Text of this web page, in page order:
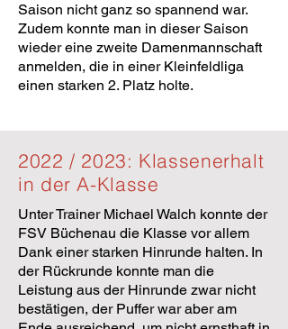
Saison nicht ganz so spannend war.
Zudem konnte man in dieser Saison
wieder eine zweite Damenmannschaft
anmelden, die in einer Kleinfeldliga
einen starken 2. Platz holte.
2022 / 2023: Klassenerhalt
in der A-Klasse
Unter Trainer Michael Walch konnte der
FSV Büchenau die Klasse vor allem
Dank einer starken Hinrunde halten. In
der Rückrunde konnte man die
Leistung aus der Hinrunde zwar nicht
bestätigen, der Puffer war aber am